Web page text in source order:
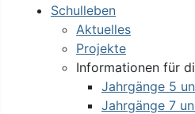
Schulleben
Aktuelles
Projekte
Informationen für
Jahrgänge 5
Jahrgänge 7